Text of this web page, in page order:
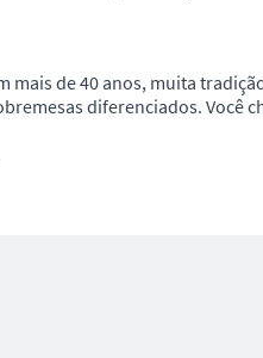
mais de 40 anos, muita
diferenciados. Você